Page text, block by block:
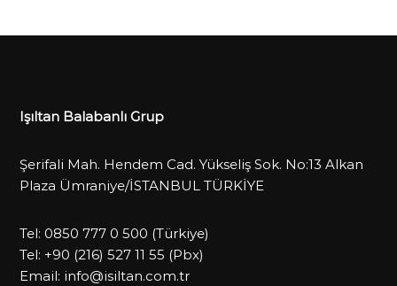
Işıltan Balabanlı Grup
Şerifali Mah. Hendem Cad. Yükseliş Sok. No:13 Alkan
Plaza Ümraniye/İSTANBUL TÜRKİYE
Tel: 0850 777 0 500 (Türkiye)
Tel: +90 (216) 527 11 55 (Pbx)
Email: info@isiltan.com.tr